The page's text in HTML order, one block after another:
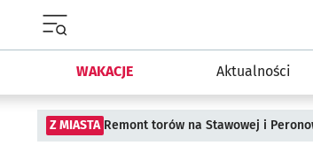
WAKACJE Aktualności
Z MIASTA Remont torów na Stawowej i